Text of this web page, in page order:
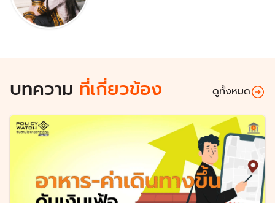
บทความ ที่เกี่ยวข้อง ดูทั้งหมด